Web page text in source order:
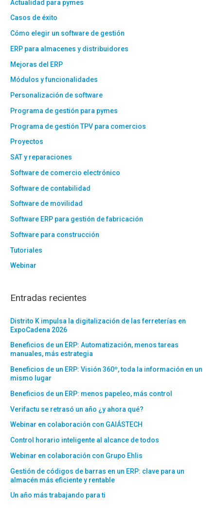
Actualidad para pymes
Casos de éxito
Cómo elegir un software de gestión
ERP para almacenes y distribuidores
Mejoras del ERP
Módulos y funcionalidades
Personalización de software
Programa de gestión para pymes
Programa de gestión TPV para comercios
Proyectos
SAT y reparaciones
Software de comercio electrónico
Software de contabilidad
Software de movilidad
Software ERP para gestión de fabricación
Software para construcción
Tutoriales
Webinar
Entradas recientes
Distrito K impulsa la digitalización de las ferreterías en
ExpoCadena 2026
Beneficios de un ERP: Automatización, menos tareas
manuales, más estrategia
Beneficios de un ERP: Visión 360º, toda la información en un
mismo lugar
Beneficios de un ERP: menos papeleo, más control
Verifactu se retrasó un año ¿y ahora qué?
Webinar en colaboración con GAIÁSTECH
Control horario inteligente al alcance de todos
Webinar en colaboración con Grupo Ehlis
Gestión de códigos de barras en un ERP: clave para un
almacén más eficiente y rentable
Un año más trabajando para ti